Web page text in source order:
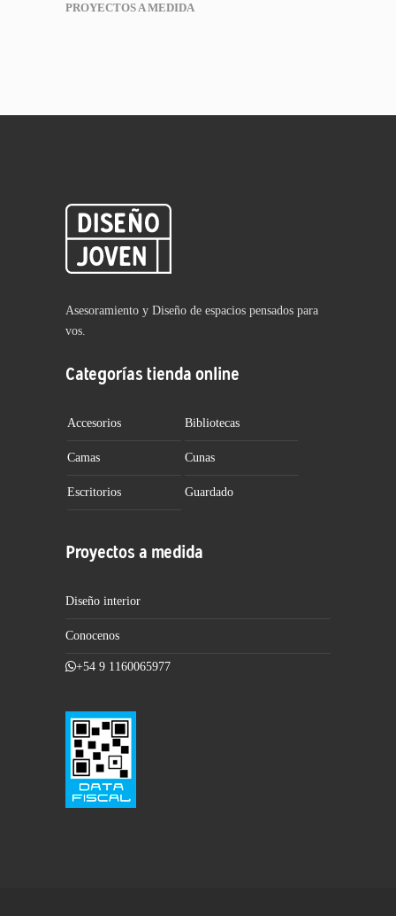
PROYECTOS A MEDIDA
Asesoramiento y Diseño de espacios pensados para
vos.
Categorías tienda online
Accesorios Bibliotecas
Camas Cunas
Escritorios Guardado
Proyectos a medida
Diseño interior
Conocenos
+54 9 1160065977